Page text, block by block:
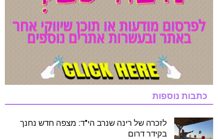
כתבות נוספות
לזכרה של רינה שנרב הי"ד: מצפה חדש נחנך
בקידר דרום